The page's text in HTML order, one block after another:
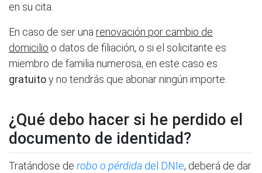
en su cita.
En caso de ser unarenovación por cambio de
domicilio o datos de filiación, o si el solicitante es
miembro de familia numerosa, en este caso es
gratuitoy no tendrás que abonar ningún importe.
¿Qué debo hacer si he perdido el
documento de identidad?
Tratándose de robo o pérdida del DNIe, deberá de dar